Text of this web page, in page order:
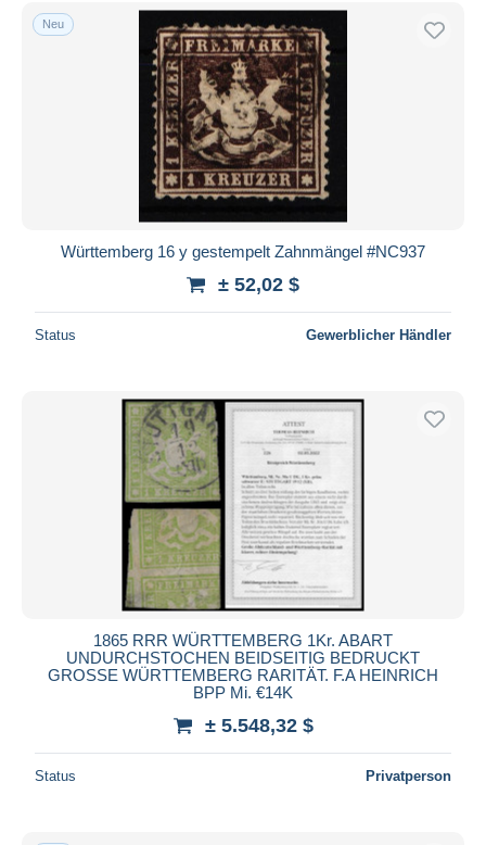
Kostenloser Versand
Zahlungsmethoden
PayPal
Banküberweisung
Mastercard
Wohnsitz des Verkäufers
Übernehmen
Neu
Württemberg 16 y gestempelt Zahnmängel #NC937
± 52,02 $
Status Gewerblicher Händler
1865 RRR WÜRTTEMBERG 1Kr. ABART
UNDURCHSTOCHEN BEIDSEITIG BEDRUCKT
GROSSE WÜRTTEMBERG RARITÄT. F.A HEINRICH
BPP Mi. €14K
± 5.548,32 $
Status Privatperson